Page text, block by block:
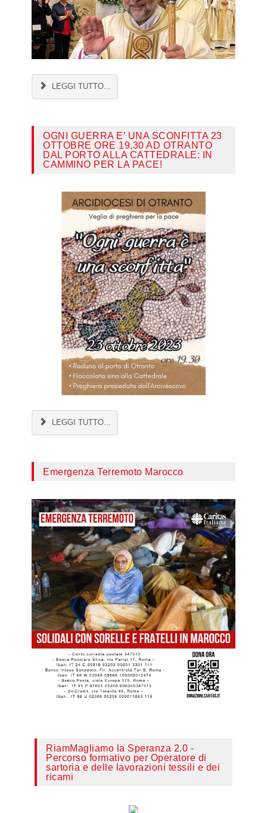
LEGGI TUTTO...
OGNI GUERRA E’ UNA SCONFITTA 23
OTTOBRE ORE 19,30 AD OTRANTO
DAL PORTO ALLA CATTEDRALE: IN
CAMMINO PER LA PACE!
LEGGI TUTTO...
Emergenza Terremoto Marocco
RiamMagliamo la Speranza 2.0 -
Percorso formativo per Operatore di
sartoria e delle lavorazioni tessili e dei
ricami